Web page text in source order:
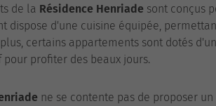
de la Résidence Henriade sont conçus
dispose d'une cuisine équipée,
certains appartements sont dotés
profiter des beaux jours.
ne se contente pas de proposer